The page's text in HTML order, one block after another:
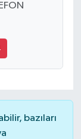
bazıları